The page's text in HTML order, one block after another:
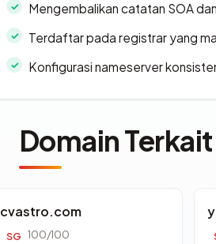
Mengembalikan catatan SOA
Terdaftar pada registrar yang
Konfigurasi nameserver
Domain Terkait
cvastro.com
SG 100/100